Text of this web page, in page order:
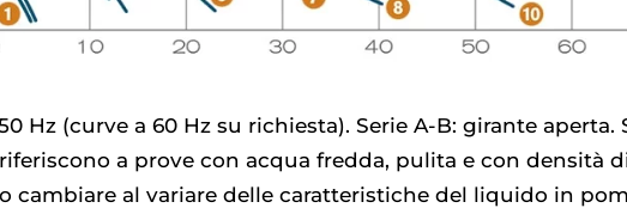
Hz (curve a 60 Hz su richiesta). Serie A-B: girante
a prove con acqua fredda, pulita e con densità
cambiare al variare delle caratteristiche del liquido in